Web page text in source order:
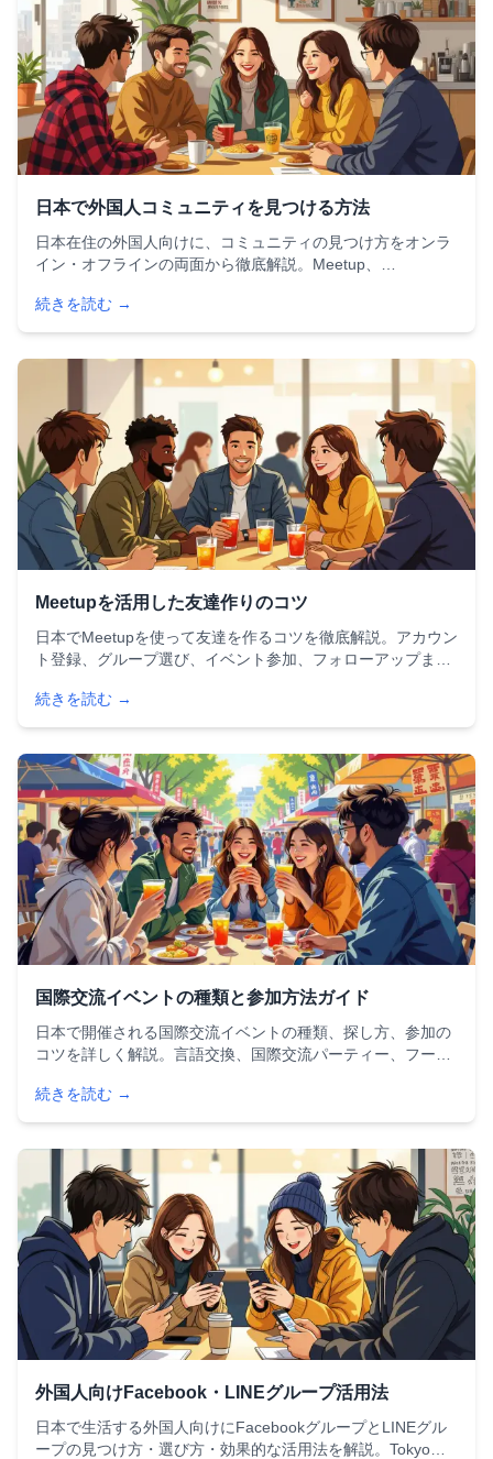
日本で外国人コミュニティを見つける方法
日本在住の外国人向けに、コミュニティの見つけ方をオンラ
イン・オフラインの両面から徹底解説。Meetup、
方法と選び方のポイントを紹介します。
続きを読む →
Meetupを活用した友達作りのコツ
日本でMeetupを使って友達を作るコツを徹底解説。アカウン
ト登録、グループ選び、イベント参加、フォローアップま
紹介します。東京・大阪のおすすめグループ情報付き。
続きを読む →
国際交流イベントの種類と参加方法ガイド
日本で開催される国際交流イベントの種類、探し方、参加の
コツを詳しく解説。言語交換、国際交流パーティー、フード
しめるイベント情報をまとめた完全ガイドです。
続きを読む →
外国人向けFacebook・LINEグループ活用法
日本で生活する外国人向けにFacebookグループとLINEグル
ープの見つけ方・選び方・効果的な活用法を解説。Tokyo